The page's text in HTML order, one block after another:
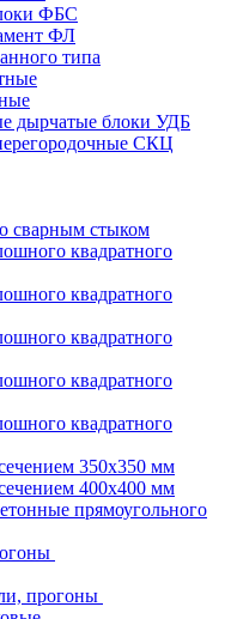
ФБС
ФЛ
типа
дырчатые блоки УДБ
СКЦ
сварным стыком
квадратного
квадратного
квадратного
квадратного
квадратного
350х350 мм
400х400 мм
прямоугольного
прогоны